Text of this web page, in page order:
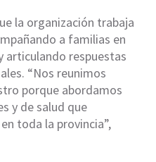
la organización trabaja
a familias en
articulando respuestas
“Nos reunimos
porque abordamos
y de salud que
toda la provincia”,